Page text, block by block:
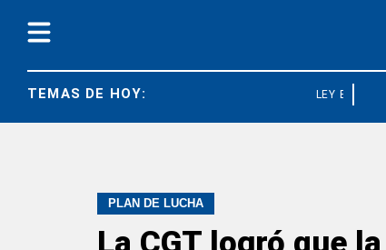
TEMAS DE HOY: LEY BASES
PLAN DE LUCHA